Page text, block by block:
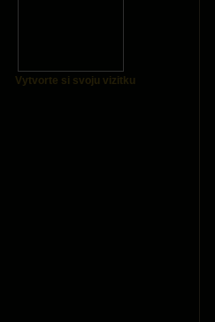
Vytvorte si svoju vizitku